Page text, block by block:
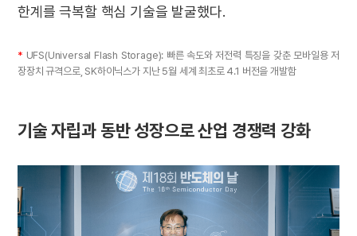
한계를 극복할 핵심 기술을 발굴했다.
* UFS(Universal Flash Storage): 빠른 속도와 저전력 특징을 갖춘 모바일용 저
장장치 규격으로, SK하이닉스가 지난 5월 세계 최초로 4.1 버전을 개발함
기술 자립과 동반 성장으로 산업 경쟁력 강화